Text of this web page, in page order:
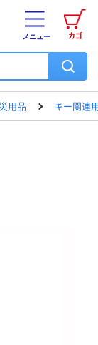
カゴ
メニュー
用品 キー関連